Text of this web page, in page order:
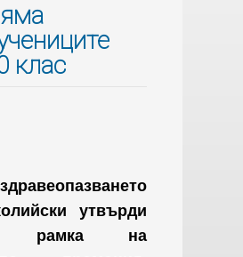
клас
утвърди
рамка на